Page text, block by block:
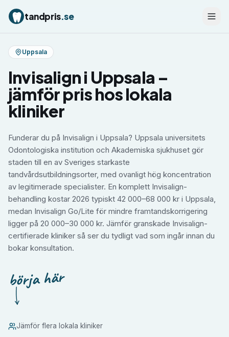
tandpris.se
Uppsala
Invisaligni Uppsala –
jämför pris hos lokala
kliniker
Funderar du på Invisalign i Uppsala? Uppsala universitets
Odontologiska institution och Akademiska sjukhuset gör
staden till en av Sveriges starkaste
tandvårdsutbildningsorter, med ovanligt hög koncentration
av legitimerade specialister. En komplett Invisalign-
behandling kostar 2026 typiskt 42 000–68 000 kr i Uppsala,
medan Invisalign Go/Lite för mindre framtandskorrigering
ligger på 20 000–30 000 kr. Jämför granskade Invisalign-
certifierade kliniker så ser du tydligt vad som ingår innan du
bokar konsultation.
börja här
Jämför flera lokala kliniker